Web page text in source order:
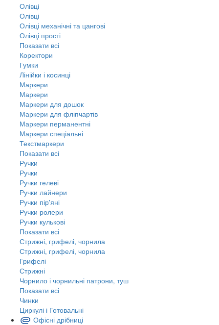
Олівці
Олівці
Олівці механічні та цангові
Олівці прості
Показати всі
Коректори
Гумки
Лінійки і косинці
Маркери
Маркери
Маркери для дошок
Маркери для фліпчартів
Маркери перманентні
Маркери спеціальні
Текстмаркери
Показати всі
Ручки
Ручки
Ручки гелеві
Ручки лайнери
Ручки пір'яні
Ручки ролери
Ручки кулькові
Показати всі
Стрижні, грифелі, чорнила
Стрижні, грифелі, чорнила
Грифелі
Стрижні
Чорнило і чорнильні патрони, туш
Показати всі
Чинки
Циркулі і Готовальні
Офісні дрібниці